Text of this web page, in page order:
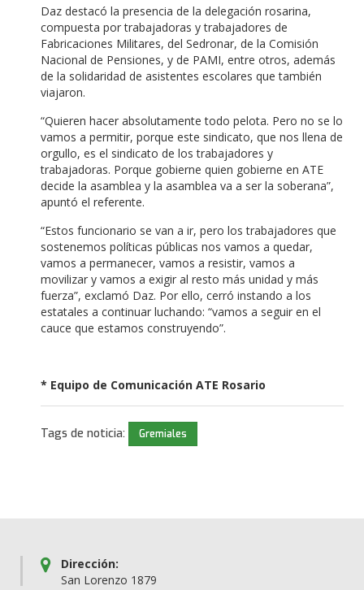
Daz destacó la presencia de la delegación rosarina,
compuesta por trabajadoras y trabajadores de
Fabricaciones Militares, del Sedronar, de la Comisión
Nacional de Pensiones, y de PAMI, entre otros, además
de la solidaridad de asistentes escolares que también
viajaron.
“Quieren hacer absolutamente todo pelota. Pero no se lo
vamos a permitir, porque este sindicato, que nos llena de
orgullo, es el sindicato de los trabajadores y
trabajadoras. Porque gobierne quien gobierne en ATE
decide la asamblea y la asamblea va a ser la soberana”,
apuntó el referente.
“Estos funcionario se van a ir, pero los trabajadores que
sostenemos políticas públicas nos vamos a quedar,
vamos a permanecer, vamos a resistir, vamos a
movilizar y vamos a exigir al resto más unidad y más
fuerza”, exclamó Daz. Por ello, cerró instando a los
estatales a continuar luchando: “vamos a seguir en el
cauce que estamos construyendo”.
* Equipo de Comunicación ATE Rosario
Tags de noticia: Gremiales
Dirección:
San Lorenzo 1879